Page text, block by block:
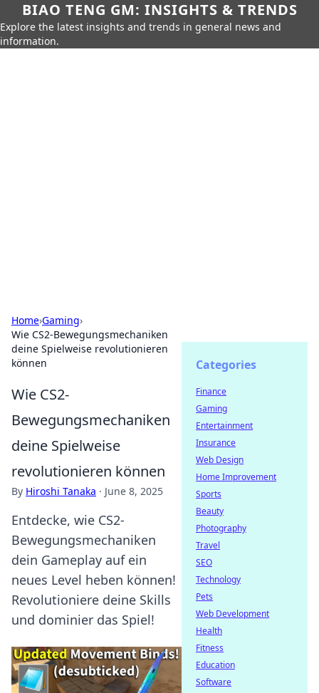
BIAO TENG GM: INSIGHTS & TRENDS
Explore the latest insights and trends in general news and
information.
Home›Gaming›
Wie CS2-Bewegungsmechaniken
deine Spielweise revolutionieren
können
Wie CS2-
Bewegungsmechaniken
deine Spielweise
revolutionieren können
By Hiroshi Tanaka · June 8, 2025
Entdecke, wie CS2-
Bewegungsmechaniken
dein Gameplay auf ein
neues Level heben können!
Revolutioniere deine Skills
und dominier das Spiel!
Categories
Finance
Gaming
Entertainment
Insurance
Web Design
Home Improvement
Sports
Beauty
Photography
Travel
SEO
Technology
Pets
Web Development
Health
Fitness
Education
Software